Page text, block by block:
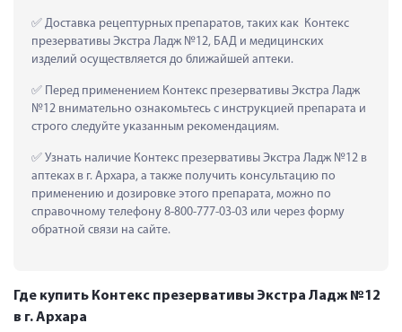
Доставка рецептурных препаратов, таких как  Контекс
презервативы Экстра Ладж №12, БАД и медицинских
изделий осуществляется до ближайшей аптеки.
Перед применением Контекс презервативы Экстра Ладж
№12 внимательно ознакомьтесь с инструкцией препарата и
строго следуйте указанным рекомендациям.
Узнать наличие Контекс презервативы Экстра Ладж №12 в
аптеках в г. Архара, а также получить консультацию по
применению и дозировке этого препарата, можно по
справочному телефону 8-800-777-03-03 или через форму
обратной связи на сайте.
Где купить Контекс презервативы Экстра Ладж №12
в г. Архара